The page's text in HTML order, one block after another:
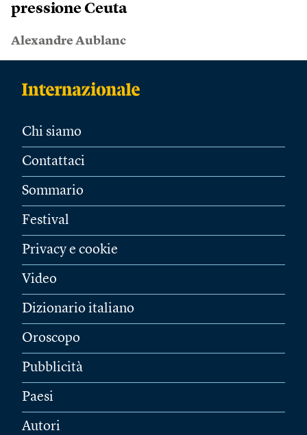
pressione Ceuta
Alexandre Aublanc
Chi siamo
Contattaci
Sommario
Festival
Privacy e cookie
Video
Dizionario italiano
Oroscopo
Pubblicità
Paesi
Autori